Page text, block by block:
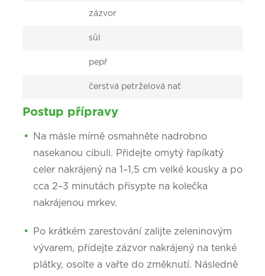
zázvor
sůl
pepř
čerstvá petrželová nať
Postup přípravy
Na másle mírně osmahněte nadrobno
nasekanou cibuli. Přidejte omytý řapíkatý
celer nakrájený na 1–1,5 cm velké kousky a po
cca 2–3 minutách přisypte na kolečka
nakrájenou mrkev.
Po krátkém zarestování zalijte zeleninovým
vývarem, přídejte zázvor nakrájený na tenké
plátky, osolte a vařte do změknutí. Následně